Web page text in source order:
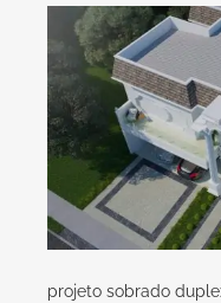
projeto sobrado